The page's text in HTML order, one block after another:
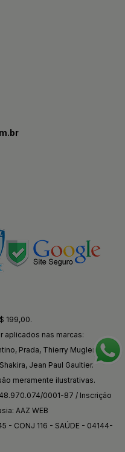
199,00.
nas marcas:
Prada, Thierry Mugler,
Jean Paul Gaultier.
meramente ilustrativas.
48.970.074/0001-87 / Inscrição
AAZ WEB
- CONJ 116 - SAÚDE - 04144-